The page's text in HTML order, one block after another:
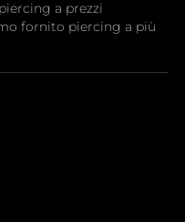
a prezzi
fornito piercing a più